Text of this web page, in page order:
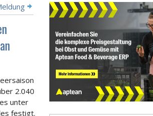
2.040
unter
festigt.